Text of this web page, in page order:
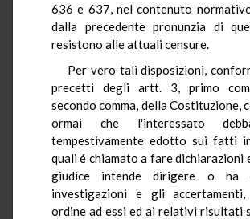
636 e 637, nel contenuto
dalla precedente pronunzia di
resistono alle attuali censure.
Per vero tali disposizioni,
precetti degli artt. 3, primo
secondo comma, della Costituzione,
ormai che l'interessato
tempestivamente edotto sui fatti
quali é chiamato a fare dichiarazioni
giudice intende dirigere o ha
investigazioni e gli
ordine ad essi ed ai relativi risultati